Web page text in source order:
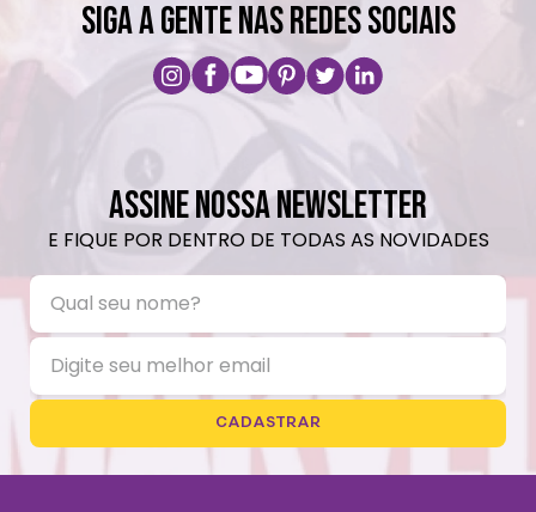
SIGA A GENTE NAS REDES SOCIAIS
ASSINE NOSSA NEWSLETTER
E FIQUE POR DENTRO DE TODAS AS NOVIDADES
CADASTRAR